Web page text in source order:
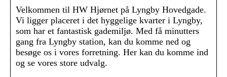
Velkommen til HW Hjørnet på Lyngby Hovedgade.
Vi ligger placeret i det hyggelige kvarter i Lyngby,
som har et fantastisk gademiljø. Med få minutters
gang fra Lyngby station, kan du komme ned og
besøge os i vores forretning. Her kan du komme ind
og se vores store udvalg.